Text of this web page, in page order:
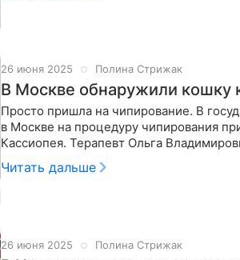
26 июня 2025 Полина Стрижак
В Москве обнаружили кошку
Просто пришла на чипирование. В
в Москве на процедуру чипирования
Кассиопея. Терапевт Ольга
Валерия Дмитриевна Череватова
Читать дальше
26 июня 2025 Полина Стрижак